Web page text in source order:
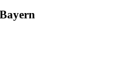
Bayern